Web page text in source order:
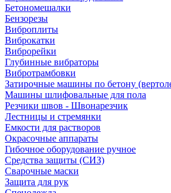
Бетономешалки
Бензорезы
Виброплиты
Виброкатки
Виброрейки
Глубинные вибраторы
Вибротрамбовки
Затирочные машины по бетону
Машины шлифовальные для пола
Резчики швов - Швонарезчик
Лестницы и стремянки
Емкости для растворов
Окрасочные аппараты
Гибочное оборудование ручное
Средства защиты (СИЗ)
Сварочные маски
Защита для рук